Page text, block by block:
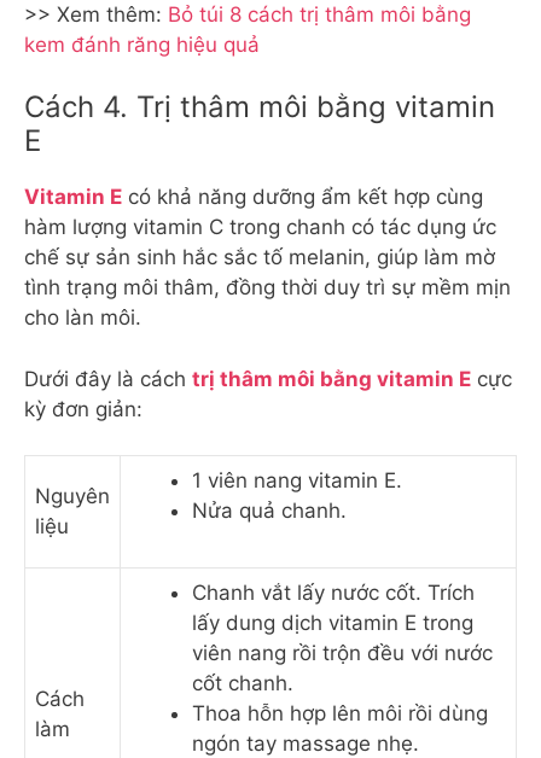
>> Xem thêm: Bỏ túi 8 cách trị thâm môi bằng
kem đánh răng hiệu quả
Cách 4. Trị thâm môi bằng vitamin
E
Vitamin E có khả năng dưỡng ẩm kết hợp cùng
hàm lượng vitamin C trong chanh có tác dụng ức
chế sự sản sinh hắc sắc tố melanin, giúp làm mờ
tình trạng môi thâm, đồng thời duy trì sự mềm mịn
cho làn môi.
Dưới đây là cách trị thâm môi bằng vitamin E cực
kỳ đơn giản:
Nguyên
liệu
1 viên nang vitamin E.
Nửa quả chanh.
Cách
làm
Chanh vắt lấy nước cốt. Trích
lấy dung dịch vitamin E trong
viên nang rồi trộn đều với nước
cốt chanh.
Thoa hỗn hợp lên môi rồi dùng
ngón tay massage nhẹ.